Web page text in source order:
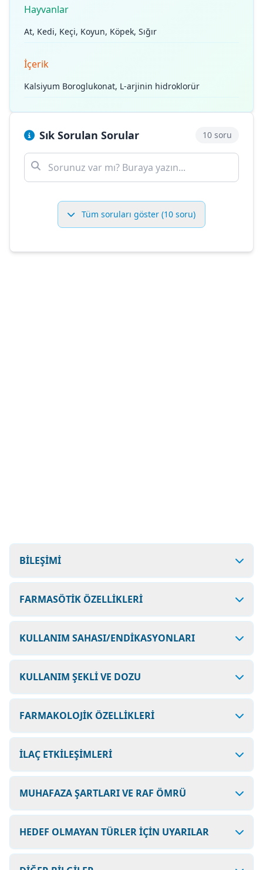
Hayvanlar
At, Kedi, Keçi, Koyun, Köpek, Sığır
İçerik
Kalsiyum Boroglukonat, L-arjinin hidroklorür
Sık Sorulan Sorular 10 soru
Tüm soruları göster (10 soru)
BİLEŞİMİ
FARMASÖTİK ÖZELLİKLERİ
KULLANIM SAHASI/ENDİKASYONLARI
KULLANIM ŞEKLİ VE DOZU
FARMAKOLOJİK ÖZELLİKLERİ
İLAÇ ETKİLEŞİMLERİ
MUHAFAZA ŞARTLARI VE RAF ÖMRÜ
HEDEF OLMAYAN TÜRLER İÇİN UYARILAR